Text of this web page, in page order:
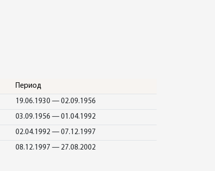
Период
19.06.1930 — 02.09.1956
03.09.1956 — 01.04.1992
02.04.1992 — 07.12.1997
08.12.1997 — 27.08.2002